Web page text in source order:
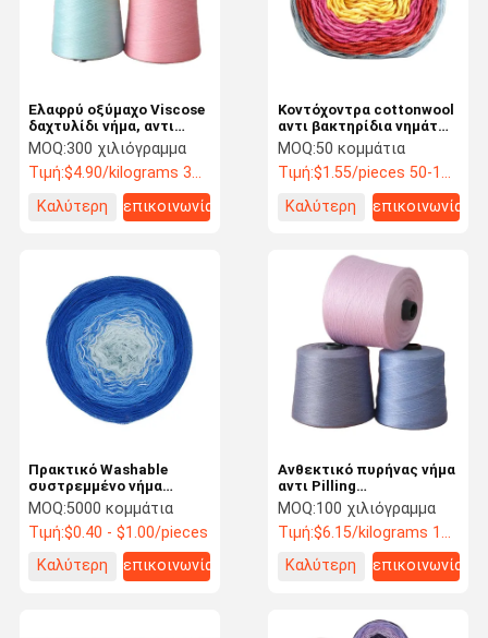
Ελαφρύ οξύμαχο Viscose
δαχτυλίδι νήμα, αντι
νήμα μαλλιού
βακτηριδίων χέρι
MOQ:300 χιλιόγραμμα
Τιμή:$4.90/kilograms 300-9999 kilograms
Καλύτερη
επικοινωνία
Κοντόχοντρα cottonwool
αντι βακτηρίδια νημάτων
μίγματος ελαφριά για να
πλέξει
MOQ:50 κομμάτια
Τιμή:$1.55/pieces 50-199 pieces
Καλύτερη
επικοινωνία
Πρακτικό Washable
συστρεμμένο νήμα
βρόχων, αντιβακτηριακό
συστρεμμένο νήμα
μαλλιού
MOQ:5000 κομμάτια
Τιμή:$0.40 - $1.00/pieces
Καλύτερη
επικοινωνία
Ανθεκτικό πυρήνας νήμα
αντι Pilling
αντιβακτηριακό για τα
πουλόβερ
MOQ:100 χιλιόγραμμα
Τιμή:$6.15/kilograms 100-999 kilograms
Καλύτερη
επικοινωνία